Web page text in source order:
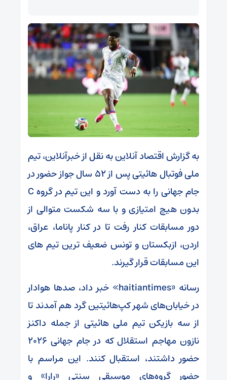
به گزارش اقتصاد آنلاین به نقل از خبرآنلاین، تیم
ملی فوتبال هائیتی پس از ۵۲ سال جواز حضور در
جام جهانی را به دست آورد و این تیم در گروه C
بدون هیچ امتیازی و با سه شکست متوالی از
دور مسابقات کنار رفت تا در کنار پاناما، عراق،
اردن، ازبکستان و تونس ضعیف ترین تیم های
این مسابقات قرار گیرند.
رسانه «haitiantimes» خبر داد، صدها هوادار
در خیابان‌های شهر کپ‌هائیتین گرد هم آمدند تا
از سه بازیکن تیم ملی هائیتی از جمله داکنز
نازون مهاجم استقلال که در جام جهانی ۲۰۲۶
حضور داشتند، استقبال کنند. این مراسم با
حضور گروه‌های موسیقی سنتی «رارا» و